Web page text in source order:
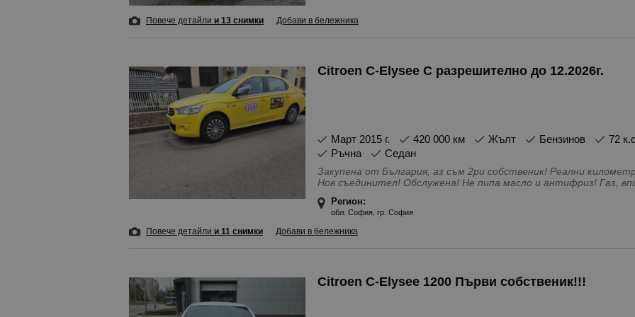
Повече детайли и 13 снимки Добави в бележника
Citroen C-Elysee С разрешително до 12.2026г.
март 2015 г. 420 000 км Жълт Бензинов 72
Ръчна
Седан
Закупена от България, аз съм 2ри собственик! Реални километри! Нов ангренаж! Нови амортисьори!
Нов съединител! Обслужена! Не пипа масло и антифриз! Газ, вписана в талона! Външни забележки
Особености - 4(5) Врати, GPS система за проследяване, TAXI,
Антиблокираща система, Бордкомпютър, Велурен салон,
възглавници - Предни, Въздушни възглавници - Странични,
Огледала, Ел. Стъкла, Ел. усилвател на волана, Каско,
Лизинг, Навигация, Напълно обслужен, Регулиране на волана, С
(автопилот), Халогенни фарове, Хладилна жабка, Централно
Регион:
обл. София, гр. София
Повече детайли и 11 снимки Добави в бележника
Citroen C-Elysee 1200 Първи собственик!!!